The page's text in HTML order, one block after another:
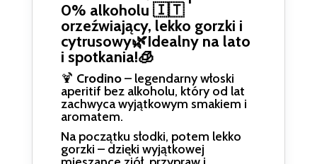
0% alkoholu 🇮🇹
orzeźwiający, lekko gorzki i
cytrusowy🌿Idealny na lato
i spotkania!🧊
🍹 Crodino– legendarny włoski
aperitif bez alkoholu, który od lat
zachwyca wyjątkowym smakiem i
aromatem.
Na początku słodki, potem lekko
gorzki – dzięki wyjątkowej